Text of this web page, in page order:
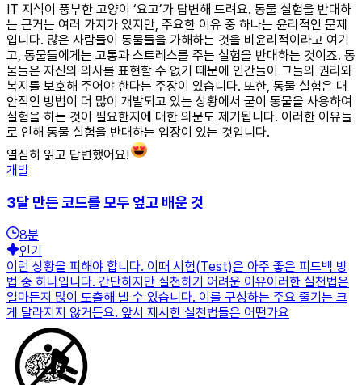
IT 지식이 풍부한 고양이 ‘요고’가 답변해 드려요. 동물 실험을 반대하
는 근거는 여러 가지가 있지만, 주요한 이유 중 하나는 윤리적인 문제
입니다. 많은 사람들이 동물들을 가해하는 것을 비윤리적이라고 여기
고, 동물들에게는 고통과 스트레스를 주는 실험을 반대하는 것이죠. 동
물들은 자신의 의사를 표현할 수 없기 때문에 인간들이 그들의 권리와
복지를 보호해 주어야 한다는 주장이 있습니다. 또한, 동물 실험은 대
안적인 방법이 더 많이 개발되고 있는 상황에서 굳이 동물을 사용하여
실험을 하는 것이 필요한지에 대한 의문도 제기됩니다. 이러한 이유들
로 인해 동물 실험을 반대하는 입장이 있는 것입니다.
열심히 읽고 답변했어요!
개발
3달 만든 코드를 모두 엎고 배운 것
8분
인기
이런 상황을 피해야 합니다. 이때 시험(Test)은 아주 좋은 피드백 방
법 중 하나입니다. 간단하지만 실천하기 어려운 이유이러한 실천법은
얼마든지 많이 도출해 낼 수 있습니다. 이를 구성하는 주요 줄기는 크
게 달라지지 않거든요. 앞서 제시한 실천법들은 어떤가요